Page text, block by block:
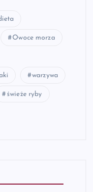
Owoce morza
warzywa
świeże ryby